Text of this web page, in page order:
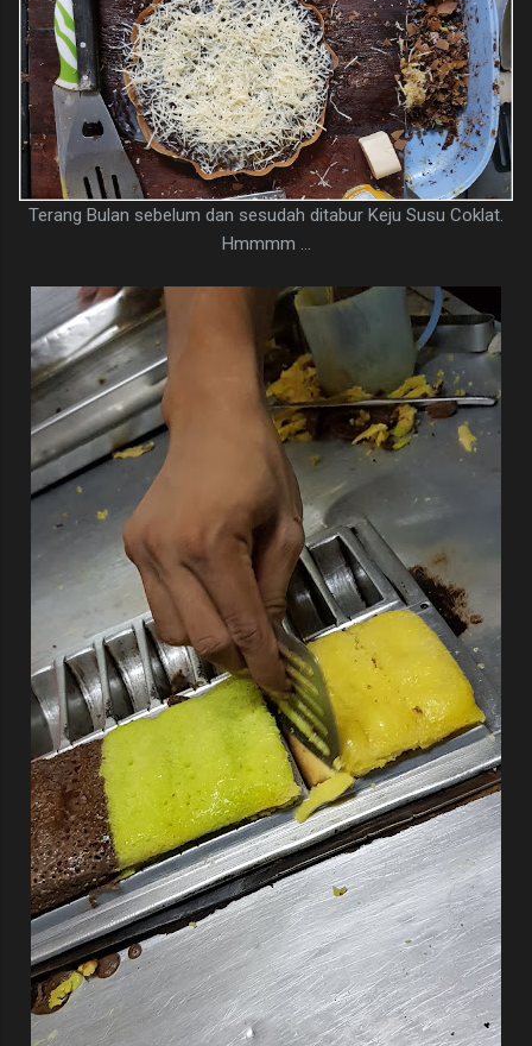
Terang Bulan sebelum dan sesudah ditabur Keju Susu Coklat.
Hmmmm ...